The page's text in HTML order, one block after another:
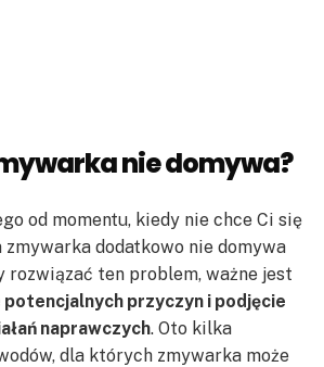
nie domywa?
od momentu, kiedy nie chce Ci się
zmywarka dodatkowo nie domywa
rozwiązać ten problem, ważne jest
przyczyn i podjęcie
naprawczych. Oto kilka
dla których zmywarka może